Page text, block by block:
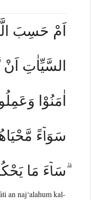
اَمْ حَسِبَ
السَّيِّاٰتِ اَنْ
اٰمَنُوْا
سَوَاۤءً
ۗسَاۤءَ مَا
an naj‘alahum kal-